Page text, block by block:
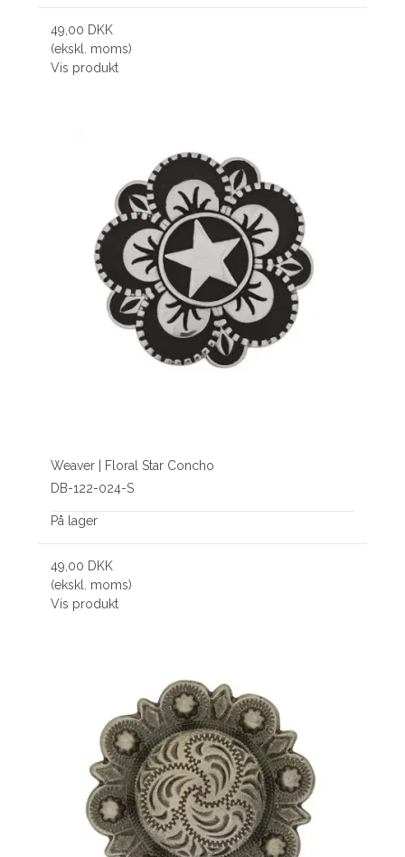
49,00 DKK
(ekskl. moms)
Vis produkt
Weaver | Floral Star Concho
DB-122-024-S
På lager
49,00 DKK
(ekskl. moms)
Vis produkt